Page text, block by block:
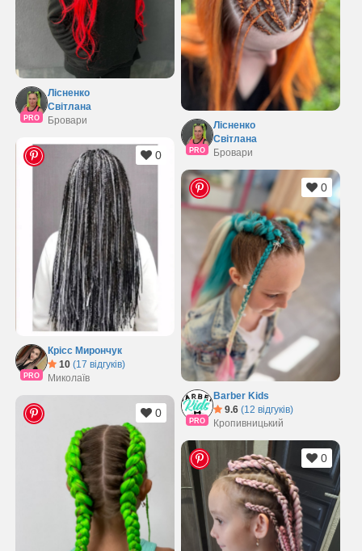
PRO
Лісненко
Світлана
Бровари
PRO
Лісненко
Світлана
Бровари
PRO
Крісс Мирончук
10 (17 відгуків)
Миколаїв
0
PRO
Barber Kids
9.6 (12 відгуків)
Кропивницький
0
0
0